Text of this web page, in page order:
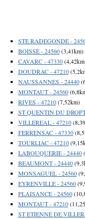
STE RADEGONDE -
BOISSE - 24560(3,41km)
CAVARC - 47330
DOUDRAC - 47210
NAUSSANNES - 24440
MONTAUT - 24560
RIVES - 47210(7,52km)
ST QUENTIN DU
VILLEREAL - 47210
FERRENSAC - 47330
TOURLIAC - 47210
LABOUQUERIE - 24440
BEAUMONT - 24440
MONSAGUEL - 24560
EYRENVILLE - 24560
PLAISANCE - 24560
MONTAUT - 47210
ST ETIENNE DE